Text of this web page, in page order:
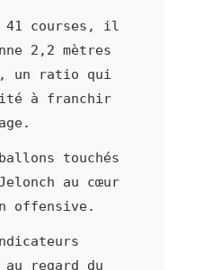
41 courses, il
2,2 mètres
un ratio qui
à franchir
touchés
au cœur
offensive.
regard du